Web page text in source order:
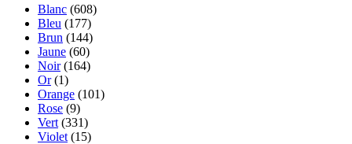
Blanc (608)
Bleu (177)
Brun (144)
Jaune (60)
Noir (164)
Or (1)
Orange (101)
Rose (9)
Vert (331)
Violet (15)